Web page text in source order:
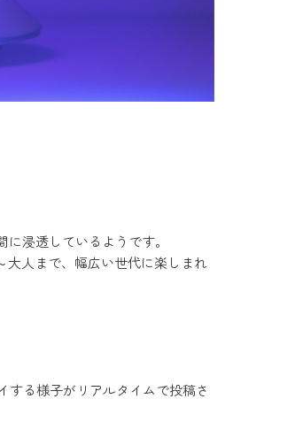
浸透しているようです。
人まで、幅広い世代に楽しまれ
する様子がリアルタイムで投稿さ